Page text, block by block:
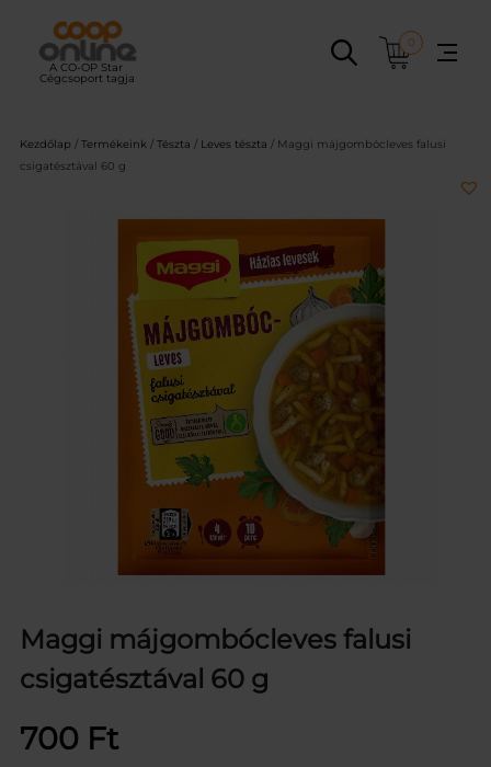
tartalomhoz
0
Kezdőlap / Termékeink / Tészta / Leves tészta / Maggi májgombócleves falusi
csigatésztával 60 g
Maggi májgombócleves falusi
csigatésztával 60 g
700 Ft